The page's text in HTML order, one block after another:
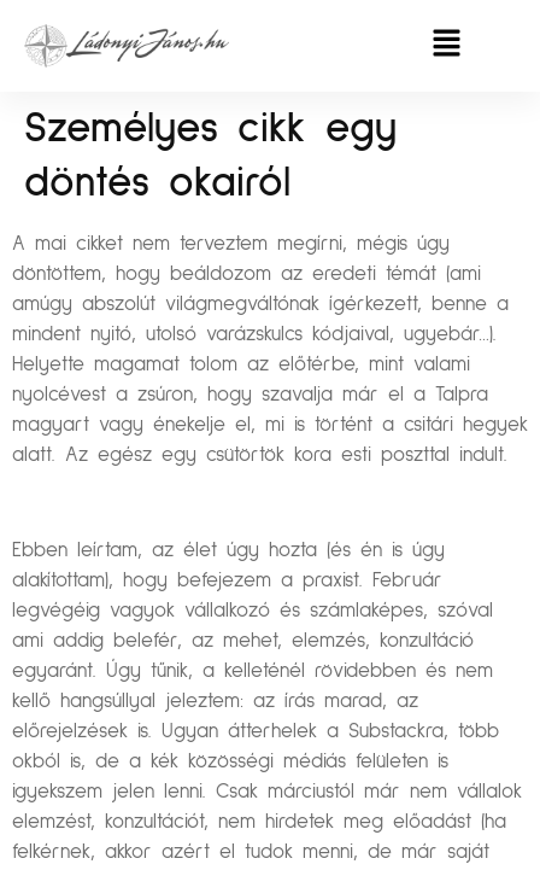
Személyes cikk egy
döntés okairól
A mai cikket nem terveztem megírni, mégis úgy
döntöttem, hogy beáldozom az eredeti témát (ami
amúgy abszolút világmegváltónak ígérkezett, benne a
mindent nyitó, utolsó varázskulcs kódjaival, ugyebár…).
Helyette magamat tolom az előtérbe, mint valami
nyolcévest a zsúron, hogy szavalja már el a Talpra
magyart vagy énekelje el, mi is történt a csitári hegyek
alatt. Az egész egy csütörtök kora esti poszttal indult.
Ebben leírtam, az élet úgy hozta (és én is úgy
alakítottam), hogy befejezem a praxist. Február
legvégéig vagyok vállalkozó és számlaképes, szóval
ami addig belefér, az mehet, elemzés, konzultáció
egyaránt. Úgy tűnik, a kelleténél rövidebben és nem
kellő hangsúllyal jeleztem: az írás marad, az
előrejelzések is. Ugyan átterhelek a Substackra, több
okból is, de a kék közösségi médiás felületen is
igyekszem jelen lenni. Csak márciustól már nem vállalok
elemzést, konzultációt, nem hirdetek meg előadást (ha
felkérnek, akkor azért el tudok menni, de már saját